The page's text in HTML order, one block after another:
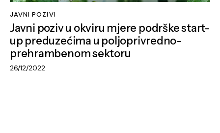
JAVNI POZIVI
Javni poziv u okviru mjere podrške start-
up preduzećima u poljoprivredno-
prehrambenom sektoru
26/12/2022